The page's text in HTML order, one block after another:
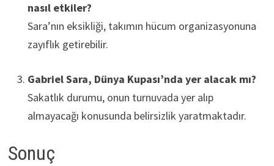
nasıl etkiler?
Sara’nın eksikliği, takımın hücum organizasyonuna
zayıflık getirebilir.
Gabriel Sara, Dünya Kupası’nda yer alacak mı?
Sakatlık durumu, onun turnuvada yer alıp
almayacağı konusunda belirsizlik yaratmaktadır.
Sonuç